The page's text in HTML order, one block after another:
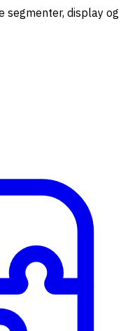
segmenter, display og